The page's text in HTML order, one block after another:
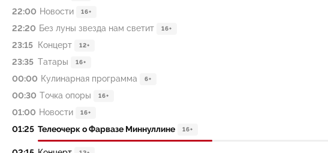
22:00 Новости 16+
22:20 Без луны звезда нам светит 16+
23:15 Концерт 12+
23:35 Татары 16+
00:00 Кулинарная программа 6+
00:30 Точка опоры 16+
01:00 Новости 16+
01:25 Телеочерк о Фарвазе Миннуллине 16+